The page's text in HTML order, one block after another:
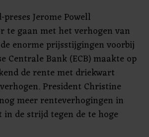
Jerome Powell
te gaan met het verhogen van
enorme prijsstijgingen voorbij
Centrale Bank (ECB) maakte op
de rente met driekwart
President Christine
meer renteverhogingen in
de strijd tegen de te hoge